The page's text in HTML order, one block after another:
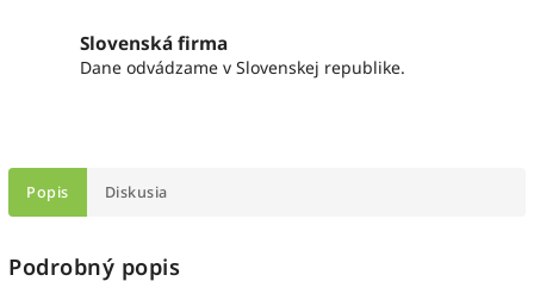
Slovenská firma
Dane odvádzame v Slovenskej republike.
Popis Diskusia
Podrobný popis